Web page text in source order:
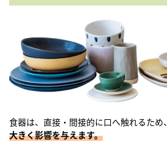
食器は、直接・間接的に口へ触れるため、
大きく影響を与えます。